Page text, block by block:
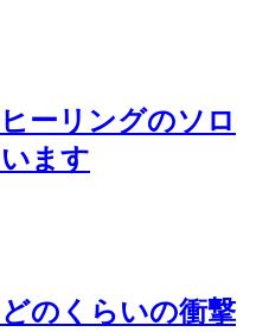
ーリングのソロ
ます
のくらいの衝撃